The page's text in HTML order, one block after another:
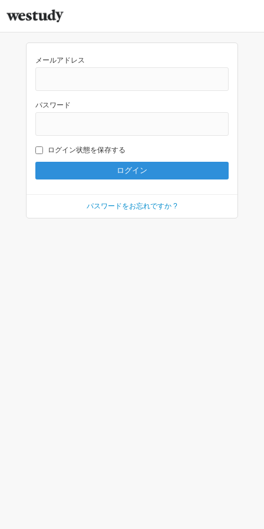
メールアドレス
パスワード
ログイン状態を保存する
パスワードをお忘れですか ?